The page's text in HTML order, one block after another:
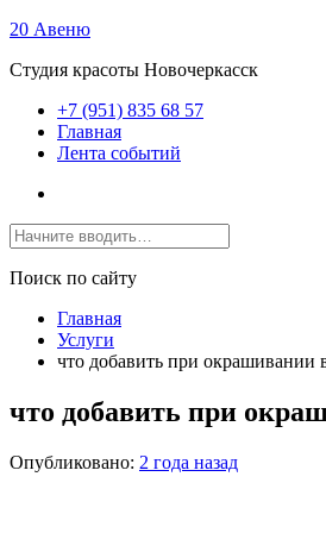
20 Авеню
Студия красоты Новочеркасск
+7 (951) 835 68 57
Главная
Лента событий
Поиск по сайту
Главная
Услуги
что добавить при
что добавить при
Опубликовано: 2 года назад